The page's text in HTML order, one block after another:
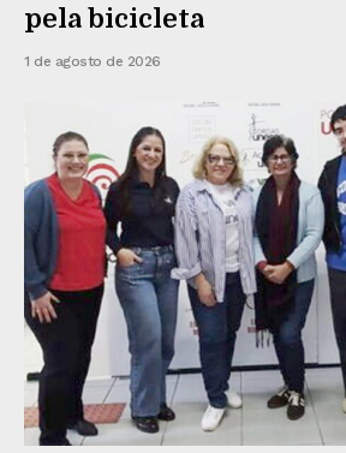
pela bicicleta
1 de agosto de 2026